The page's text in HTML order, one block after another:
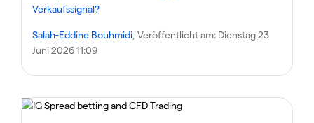
Verkaufssignal?
Salah-Eddine Bouhmidi , Veröffentlicht am: Dienstag 23
Juni 2026 11:09